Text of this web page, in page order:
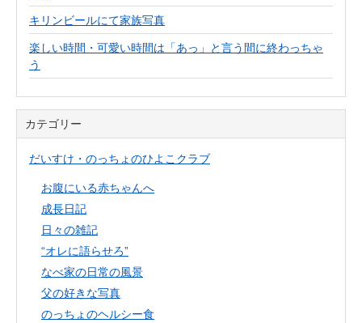
キリンビールにて家族写真
楽しい時間・可愛い時間は「あっ」と言う間に終わっちゃ
う
カテゴリー
だいすけ・のっちょのひよこクラブ
お腹にいる赤ちゃんへ
成長日記
日々の雑記
“オレに語らせろ”
なべ家の日常の風景
父の好きな写真
のっちょのヘルシー食